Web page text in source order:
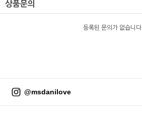
상품문의
등록된 문의가 없습니다.
@msdanilove